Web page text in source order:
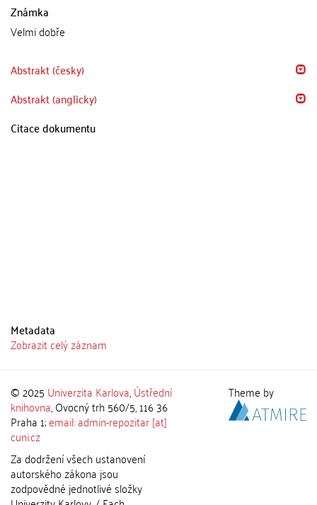
Známka
Velmi dobře
Abstrakt (česky)
Abstrakt (anglicky)
Citace dokumentu
Metadata
Zobrazit celý záznam
© 2025 Univerzita Karlova,Ústřední
knihovna, Ovocný trh 560/5, 116 36
Praha 1;email: admin-repozitar [at]
cuni.cz
Za dodržení všech ustanovení
autorského zákona jsou
zodpovědné jednotlivé složky
Theme by